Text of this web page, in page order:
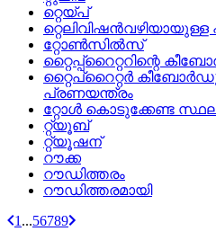
റ്റെയ്‌പ്
റ്റോണ്‍സില്‍സ്
റ്റൈപ്പ്‌റൈറ്ററിന്റെ
റ്റൈപ്‌റൈറ്റര്‍
പ്രണയന്ത്രം
റ്റോള്‍ കൊടുക്കേണ്ട
റ്റ്യൂബ്
റ്റ്യൂഷന്
റൗക്ക
റൗഡിത്തരം
റൗഡിത്തരമായി
1 ...56789